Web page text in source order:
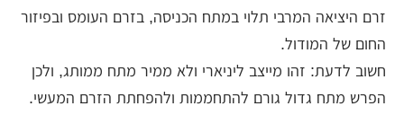
זרם היציאה המרבי תלוי במתח הכניסה, בזרם העומס ובפיזור
החום של המודול.
חשוב לדעת: זהו מייצב ליניארי ולא ממיר מתח ממותג, ולכן
הפרש מתח גדול גורם להתחממות ולהפחתת הזרם המעשי.